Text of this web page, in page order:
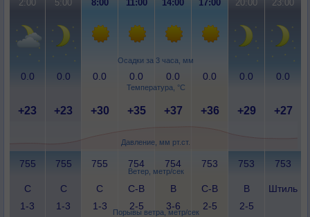
Осадки за 3 часа, мм
Температура, °C
Давление, мм рт.ст.
Ветер, метр/сек
Порывы ветра, метр/сек
2:00 5:00 8:00 11:00 14:00 17:00 20:00 23:00
0.0 0.0 0.0 0.0 0.0 0.0 0.0 0.0
+23 +23 +30 +35 +37 +36 +29 +27
755 755 755 754 754 753 753 753
С
1-3
С
1-3
С
1-3
С-В
2-5
В
3-6
С-В
2-5
В
2-5
Штиль